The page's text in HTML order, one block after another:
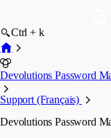
Ctrl + k
Devolutions Password
Support (Français)
Devolutions Password